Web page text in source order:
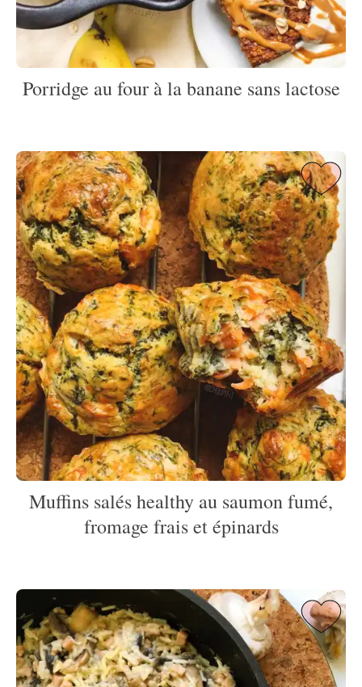
Porridge au four à la banane sans lactose
Muffins salés healthy au saumon fumé,
fromage frais et épinards